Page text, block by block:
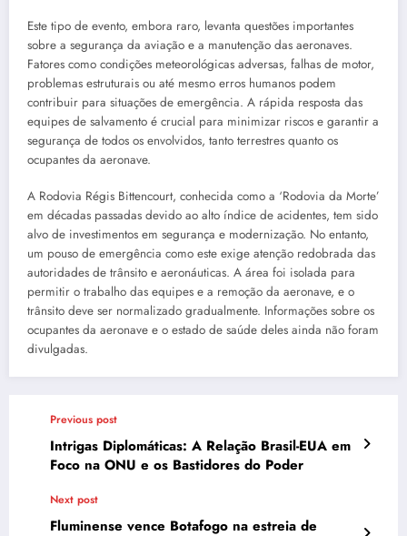
Este tipo de evento, embora raro, levanta questões importantes
sobre a segurança da aviação e a manutenção das aeronaves.
Fatores como condições meteorológicas adversas, falhas de motor,
problemas estruturais ou até mesmo erros humanos podem
contribuir para situações de emergência. A rápida resposta das
equipes de salvamento é crucial para minimizar riscos e garantir a
segurança de todos os envolvidos, tanto terrestres quanto os
ocupantes da aeronave.
A Rodovia Régis Bittencourt, conhecida como a ‘Rodovia da Morte’
em décadas passadas devido ao alto índice de acidentes, tem sido
alvo de investimentos em segurança e modernização. No entanto,
um pouso de emergência como este exige atenção redobrada das
autoridades de trânsito e aeronáuticas. A área foi isolada para
permitir o trabalho das equipes e a remoção da aeronave, e o
trânsito deve ser normalizado gradualmente. Informações sobre os
ocupantes da aeronave e o estado de saúde deles ainda não foram
divulgadas.
Previous post
Intrigas Diplomáticas: A Relação Brasil-EUA em
Foco na ONU e os Bastidores do Poder
Next post
Fluminense vence Botafogo na estreia de